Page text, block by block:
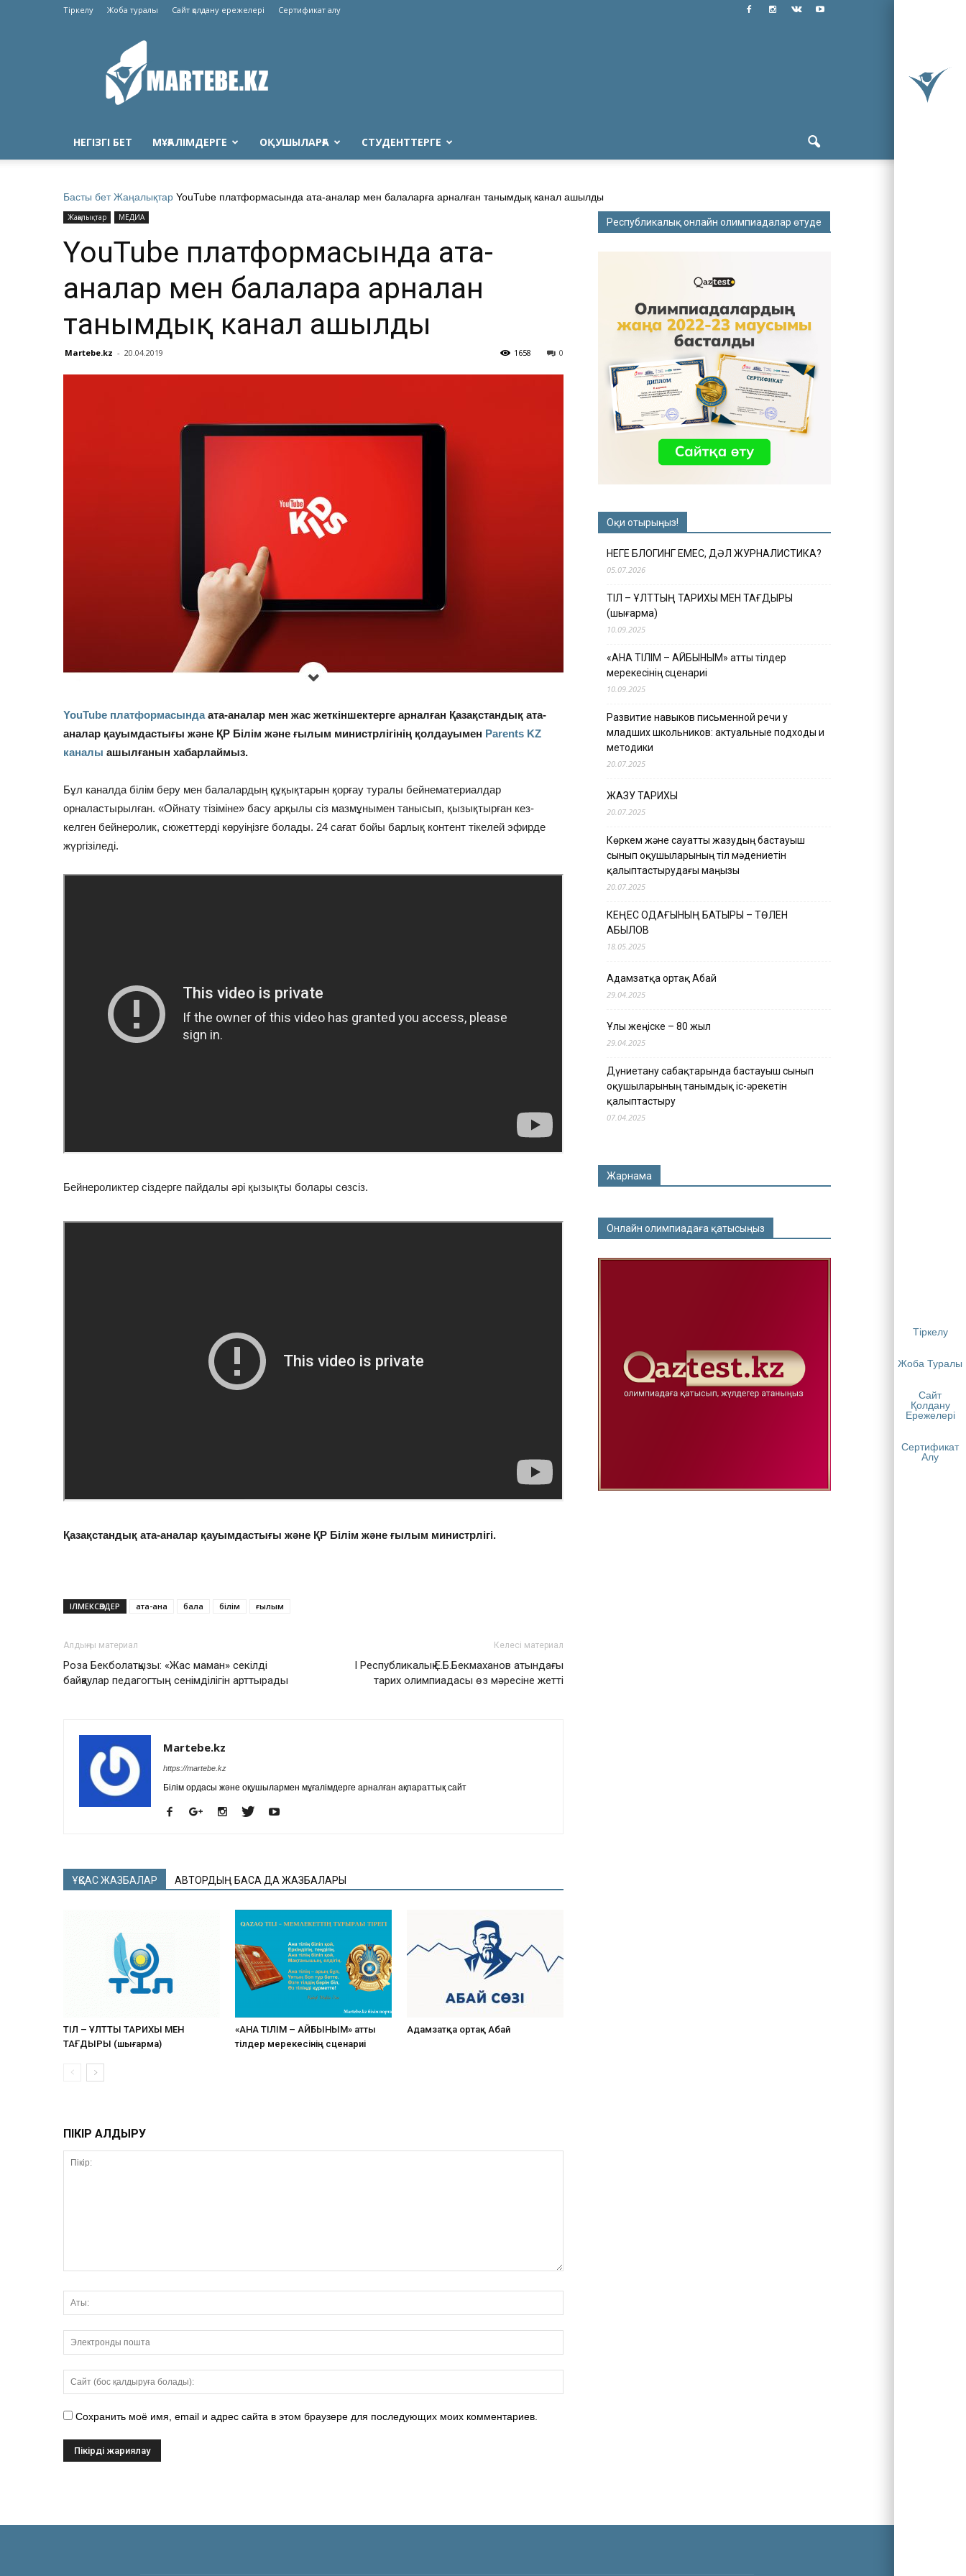
Тіркелу
Жоба Туралы
Сайт
Қолдану
Ережелері
Сертификат
Алу
Тіркелу Жоба туралы Сайт қолдану ережелері Сертификат алу
Martebe.kz
білім
сайты
НЕГІЗГІ БЕТ МҰҒАЛІМДЕРГЕ ОҚУШЫЛАРҒА СТУДЕНТТЕРГЕ
Басты бет Жаңалықтар YouTube платформасында ата-аналар мен балаларға арналған танымдық канал ашылды
Жаңалықтар МЕДИА
YouTube платформасында ата-
аналар мен балаларға арналған
танымдық канал ашылды
Martebe.kz - 20.04.2019 0
1658
YouTube платформасындаата-аналар мен жас жеткіншектерге арналған Қазақстандық ата-
аналар қауымдастығы және ҚР Білім және ғылым министрлігінің қолдауымен Parents KZ
каналы ашылғанын хабарлаймыз.
Бұл каналда білім беру мен балалардың құқықтарын қорғау туралы бейнематериалдар
орналастырылған. «Ойнату тізіміне» басу арқылы сіз мазмұнымен танысып, қызықтырған кез-
келген бейнеролик, сюжеттерді көруіңізге болады. 24 сағат бойы барлық контент тікелей эфирде
жүргізіледі.
Бейнероликтер сіздерге пайдалы әрі қызықты болары сөзсіз.
Қазақстандық ата-аналар қауымдастығы және ҚР Білім және ғылым министрлігі.
ІЛМЕКСӨЗДЕР ата-ана бала білім ғылым
Алдыңғы материал
Роза Бекболатқызы: «Жас маман» секілді
байқаулар педагогтың сенімділігін арттырады
Келесі материал
І Республикалық Е.Б.Бекмаханов атындағы
тарих олимпиадасы өз мәресіне жетті
Martebe.kz
https://martebe.kz
Білім ордасы және оқушылармен мұғалімдерге арналған ақпараттық сайт
ҰҚСАС ЖАЗБАЛАР АВТОРДЫҢ БАСҚА ДА ЖАЗБАЛАРЫ
ТІЛ – ҰЛТТЫҢ ТАРИХЫ МЕН
ТАҒДЫРЫ (шығарма)
«АНА ТІЛІМ – АЙБЫНЫМ» атты
тілдер мерекесінің сценариі
Адамзатқа ортақ Абай
ПІКІР ҚАЛДЫРУ
Сохранить моё имя, email и адрес сайта в этом браузере для последующих моих комментариев.
Республикалық онлайн олимпиадалар өтуде
Оқи отырыңыз!
НЕГЕ БЛОГИНГ ЕМЕС, ДӘЛ ЖУРНАЛИСТИКА?
05.07.2026
ТІЛ – ҰЛТТЫҢ ТАРИХЫ МЕН ТАҒДЫРЫ
(шығарма)
10.09.2025
«АНА ТІЛІМ – АЙБЫНЫМ» атты тілдер
мерекесінің сценариі
10.09.2025
Развитие навыков письменной речи у
младших школьников: актуальные подходы и
методики
20.07.2025
ЖАЗУ ТАРИХЫ
20.07.2025
Көркем және сауатты жазудың бастауыш
сынып оқушыларының тіл мәдениетін
қалыптастырудағы маңызы
20.07.2025
КЕҢЕС ОДАҒЫНЫҢ БАТЫРЫ – ТӨЛЕН
ҚАБЫЛОВ
18.05.2025
Адамзатқа ортақ Абай
29.04.2025
Ұлы жеңіске – 80 жыл
29.04.2025
Дүниетану сабақтарында бастауыш сынып
оқушыларының танымдық іс-әрекетін
қалыптастыру
07.04.2025
Жарнама
Онлайн олимпиадаға қатысыңыз